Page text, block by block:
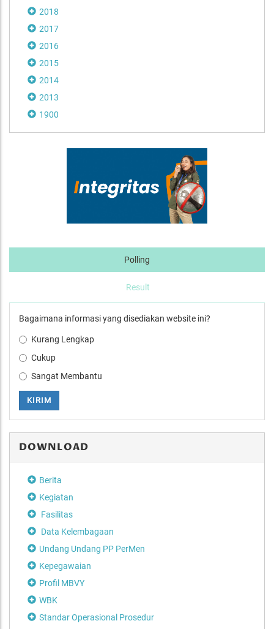
2018
2017
2016
2015
2014
2013
1900
Polling
Result
Bagaimana informasi yang disediakan website ini?
Kurang Lengkap
Cukup
Sangat Membantu
KIRIM
DOWNLOAD
Berita
Kegiatan
Fasilitas
Data Kelembagaan
Undang Undang PP PerMen
Kepegawaian
Profil MBVY
WBK
Standar Operasional Prosedur